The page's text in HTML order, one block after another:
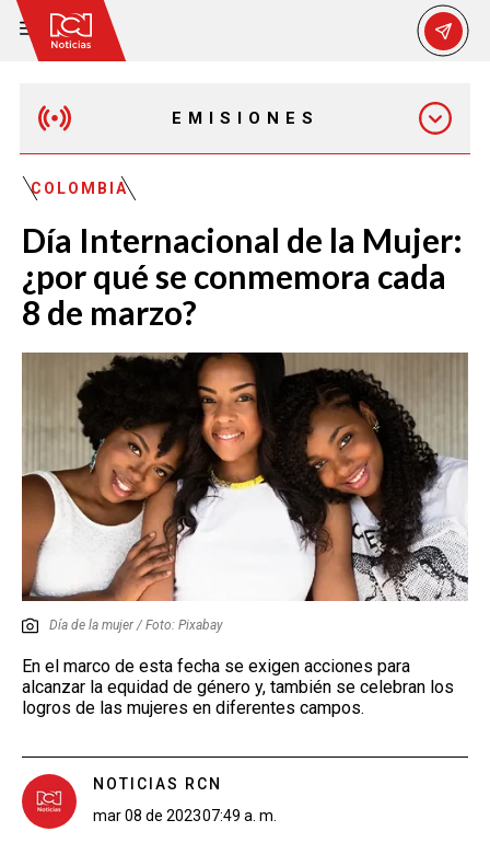
EMISIONES
EMISIÓN 12:30 PM
EMISIÓN 11:30 PM
COLOMBIA
Día Internacional de la Mujer:
¿por qué se conmemora cada
8 de marzo?
Día de la mujer / Foto: Pixabay
En el marco de esta fecha se exigen acciones para
alcanzar la equidad de género y, también se celebran los
logros de las mujeres en diferentes campos.
NOTICIAS RCN
mar 08 de 202307:49 a. m.